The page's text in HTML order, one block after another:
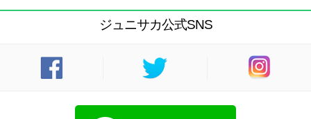
ジュニサカ公式SNS